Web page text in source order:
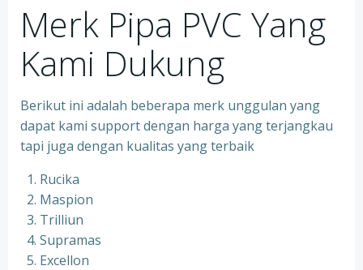
Merk Pipa PVC Yang
Kami Dukung
Berikut ini adalah beberapa merk unggulan yang
dapat kami support dengan harga yang terjangkau
tapi juga dengan kualitas yang terbaik
Rucika
Maspion
Trilliun
Supramas
Excellon